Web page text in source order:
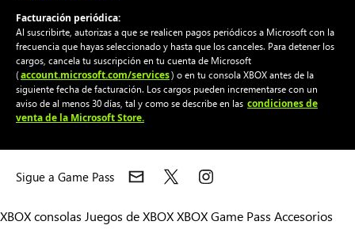
Facturación periódica:
Al suscribirte, autorizas a que se realicen pagos periódicos a Microsoft con la
frecuencia que hayas seleccionado y hasta que los canceles. Para detener los
cargos, cancela tu suscripción en tu cuenta de Microsoft
(account.microsoft.com/services) o en tu consola XBOX antes de la
siguiente fecha de facturación. Los cargos pueden incrementarse con un
aviso de al menos 30 días, tal y como se describe en las condiciones de
venta de la Microsoft Store.
Sigue a Game Pass
XBOX consolas Juegos de XBOXXBOX Game Pass Accesorios